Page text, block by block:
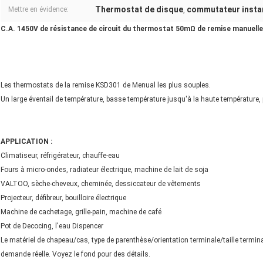
Mettre en évidence: Thermostat de disque, commutateur
C.A. 1450V de résistance de circuit du thermostat 50mΩ de remise
Les thermostats de la remise KSD301 de Menual les plus souples.
Un large éventail de température, basse température jusqu'à la haute
APPLICATION :
Climatiseur, réfrigérateur, chauffe-eau
Fours à micro-ondes, radiateur électrique, machine de lait de soja
VALTOO, sèche-cheveux, cheminée, dessiccateur de vêtements
Projecteur, défibreur, bouilloire électrique
Machine de cachetage, grille-pain, machine de café
Pot de Decocing, l'eau Dispencer
Le matériel de chapeau/cas, type de parenthèse/orientation terminale/taille
demande réelle. Voyez le fond pour des détails.